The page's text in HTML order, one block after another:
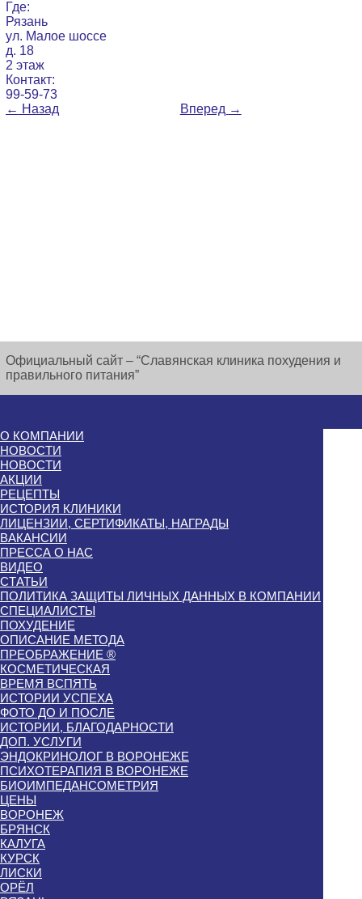
Где:
Рязань
ул. Малое шоссе
д. 18
2 этаж
Контакт:
99-59-73
← Назад Вперед →
Официальный сайт – “Славянская клиника похудения и
правильного питания”
О КОМПАНИИ
НОВОСТИ
НОВОСТИ
АКЦИИ
РЕЦЕПТЫ
ИСТОРИЯ КЛИНИКИ
ЛИЦЕНЗИИ, СЕРТИФИКАТЫ, НАГРАДЫ
ВАКАНСИИ
ПРЕССА О НАС
ВИДЕО
СТАТЬИ
ПОЛИТИКА ЗАЩИТЫ ЛИЧНЫХ ДАННЫХ В КОМПАНИИ
СПЕЦИАЛИСТЫ
ПОХУДЕНИЕ
ОПИСАНИЕ МЕТОДА
ПРЕОБРАЖЕНИЕ ®
КОСМЕТИЧЕСКАЯ
ВРЕМЯ ВСПЯТЬ
ИСТОРИИ УСПЕХА
ФОТО ДО И ПОСЛЕ
ИСТОРИИ, БЛАГОДАРНОСТИ
ДОП. УСЛУГИ
ЭНДОКРИНОЛОГ В ВОРОНЕЖЕ
ПСИХОТЕРАПИЯ В ВОРОНЕЖЕ
БИОИМПЕДАНСОМЕТРИЯ
ЦЕНЫ
ВОРОНЕЖ
БРЯНСК
КАЛУГА
КУРСК
ЛИСКИ
ОРЁЛ